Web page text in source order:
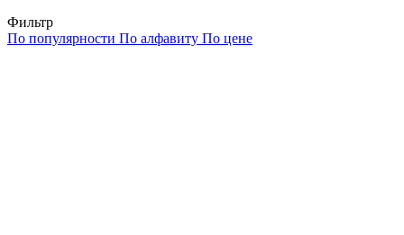
Фильтр
По популярности По алфавиту По цене